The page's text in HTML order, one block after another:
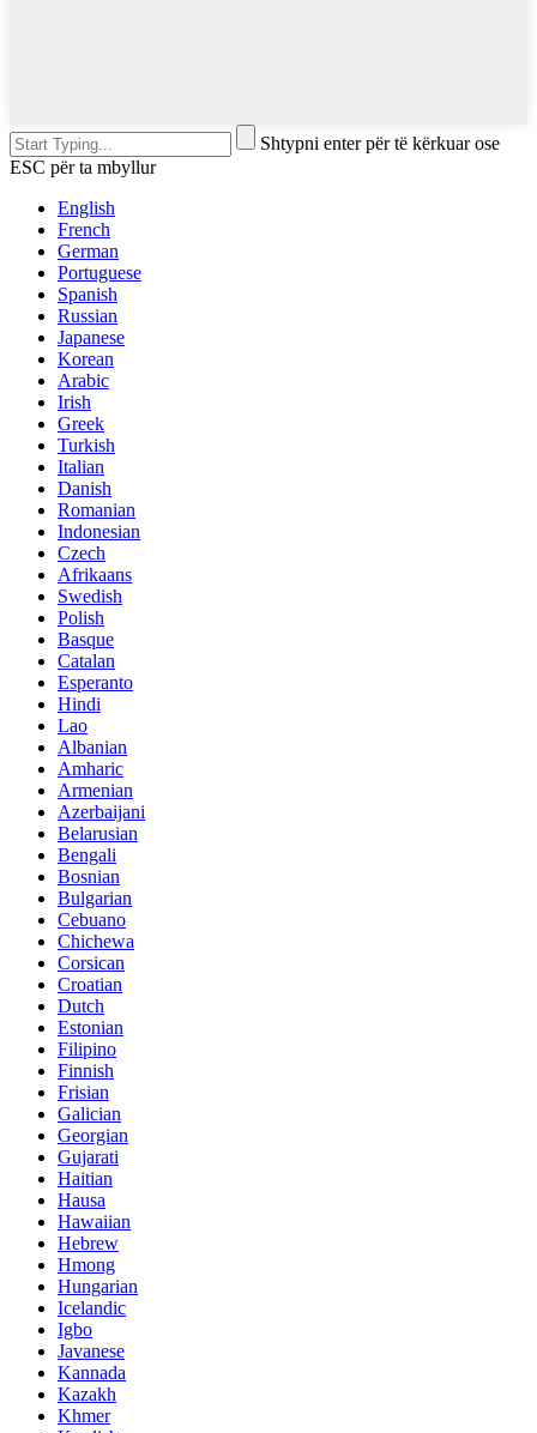
Shtypni enter për të kërkuar ose
ESC për ta mbyllur
English
French
German
Portuguese
Spanish
Russian
Japanese
Korean
Arabic
Irish
Greek
Turkish
Italian
Danish
Romanian
Indonesian
Czech
Afrikaans
Swedish
Polish
Basque
Catalan
Esperanto
Hindi
Lao
Albanian
Amharic
Armenian
Azerbaijani
Belarusian
Bengali
Bosnian
Bulgarian
Cebuano
Chichewa
Corsican
Croatian
Dutch
Estonian
Filipino
Finnish
Frisian
Galician
Georgian
Gujarati
Haitian
Hausa
Hawaiian
Hebrew
Hmong
Hungarian
Icelandic
Igbo
Javanese
Kannada
Kazakh
Khmer